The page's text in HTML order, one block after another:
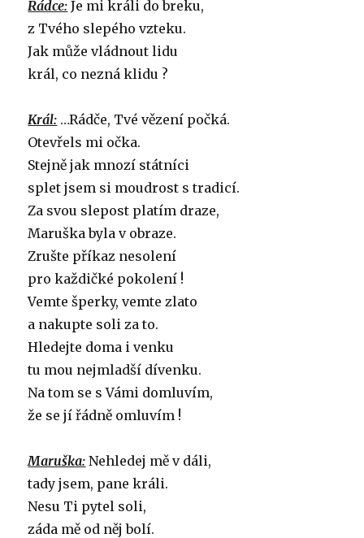
Rádce: Je mi králi do breku,
z Tvého slepého vzteku.
Jak může vládnout lidu
král, co nezná klidu ?
Král: …Rádče, Tvé vězení počká.
Otevřels mi očka.
Stejně jak mnozí státníci
splet jsem si moudrost s tradicí.
Za svou slepost platím draze,
Maruška byla v obraze.
Zrušte příkaz nesolení
pro každičké pokolení !
Vemte šperky, vemte zlato
a nakupte soli za to.
Hledejte doma i venku
tu mou nejmladší dívenku.
Na tom se s Vámi domluvím,
že se jí řádně omluvím !
Maruška: Nehledej mě v dáli,
tady jsem, pane králi.
Nesu Ti pytel soli,
záda mě od něj bolí.